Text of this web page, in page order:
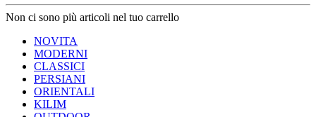
Non ci sono più articoli nel tuo carrello
NOVITA
MODERNI
CLASSICI
PERSIANI
ORIENTALI
KILIM